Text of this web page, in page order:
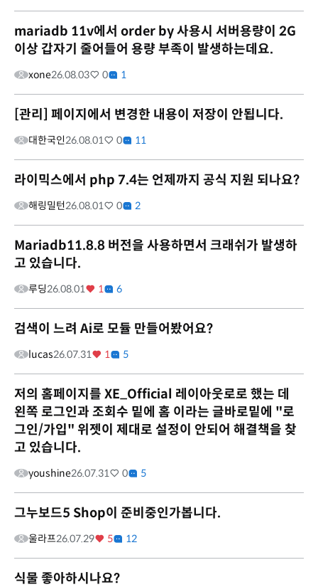
mariadb 11v에서 order by 사용시 서버용량이 2G
이상 갑자기 줄어들어 용량 부족이 발생하는데요.
xone26.08.03 0 1
[관리] 페이지에서 변경한 내용이 저장이 안됩니다.
대한국인26.08.01 0 11
라이믹스에서 php 7.4는 언제까지 공식 지원 되나요?
해링밀턴26.08.01 0 2
Mariadb11.8.8 버전을 사용하면서 크래쉬가 발생하
고 있습니다.
루딩26.08.01 1 6
검색이 느려 Ai로 모듈 만들어봤어요?
lucas26.07.31 1 5
저의 홈페이지를 XE_Official 레이아웃로로 했는 데
왼쪽 로그인과 조회수 밑에 홈 이라는 글바로밑에 "로
그인/가입" 위젯이 제대로 설정이 안되어 해결책을 찾
고 있습니다.
youshine26.07.31 0 5
그누보드5 Shop이 준비중인가봅니다.
울라프26.07.29 5 12
식물 좋아하시나요?